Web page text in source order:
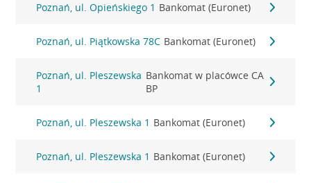
Poznań, ul. Opieńskiego 1 Bankomat (Euronet)
Poznań, ul. Piątkowska 78C Bankomat (Euronet)
Poznań, ul. Pleszewska
1
Bankomat w placówce CA
BP
Poznań, ul. Pleszewska 1 Bankomat (Euronet)
Poznań, ul. Pleszewska 1 Bankomat (Euronet)